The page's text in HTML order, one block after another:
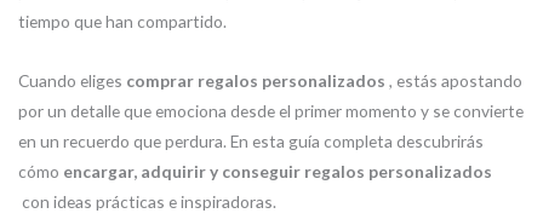
tiempo que han compartido.
Cuando eliges comprar regalos personalizados , estás apostando
por un detalle que emociona desde el primer momento y se convierte
en un recuerdo que perdura. En esta guía completa descubrirás
cómo encargar, adquirir y conseguir regalos personalizados
con ideas prácticas e inspiradoras.